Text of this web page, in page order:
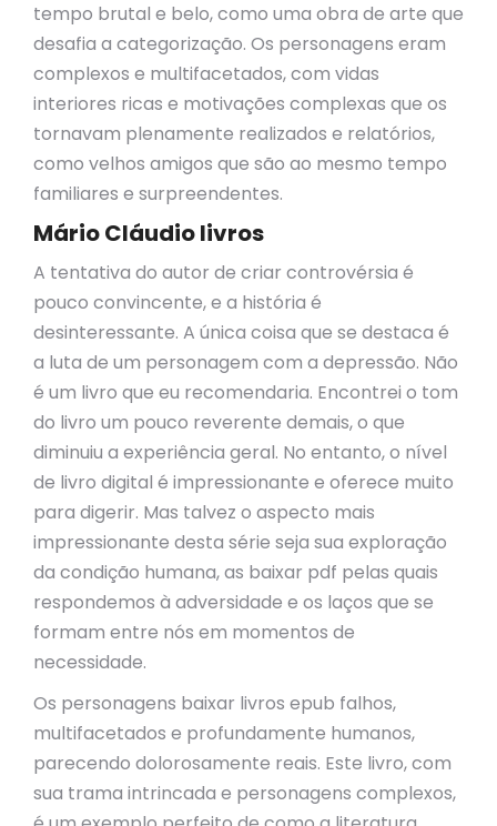
tempo brutal e belo, como uma obra de arte que
desafia a categorização. Os personagens eram
complexos e multifacetados, com vidas
interiores ricas e motivações complexas que os
tornavam plenamente realizados e relatórios,
como velhos amigos que são ao mesmo tempo
familiares e surpreendentes.
Mário Cláudio livros
A tentativa do autor de criar controvérsia é
pouco convincente, e a história é
desinteressante. A única coisa que se destaca é
a luta de um personagem com a depressão. Não
é um livro que eu recomendaria. Encontrei o tom
do livro um pouco reverente demais, o que
diminuiu a experiência geral. No entanto, o nível
de livro digital é impressionante e oferece muito
para digerir. Mas talvez o aspecto mais
impressionante desta série seja sua exploração
da condição humana, as baixar pdf pelas quais
respondemos à adversidade e os laços que se
formam entre nós em momentos de
necessidade.
Os personagens baixar livros epub falhos,
multifacetados e profundamente humanos,
parecendo dolorosamente reais. Este livro, com
sua trama intrincada e personagens complexos,